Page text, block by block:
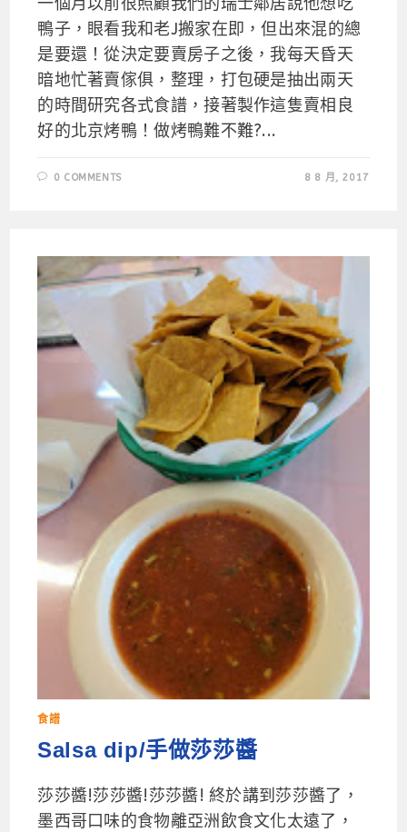
鴨子，眼看我和老J搬家在即，但出來混的總
是要還！從決定要賣房子之後，我每天昏天
暗地忙著賣傢俱，整理，打包硬是抽出兩天
的時間研究各式食譜，接著製作這隻賣相良
好的北京烤鴨！做烤鴨難不難?...
0 COMMENTS 8 8 月, 2017
食譜
Salsa dip/手做莎莎醬
莎莎醬!莎莎醬!莎莎醬! 終於講到莎莎醬了，
墨西哥口味的食物離亞洲飲食文化太遠了，